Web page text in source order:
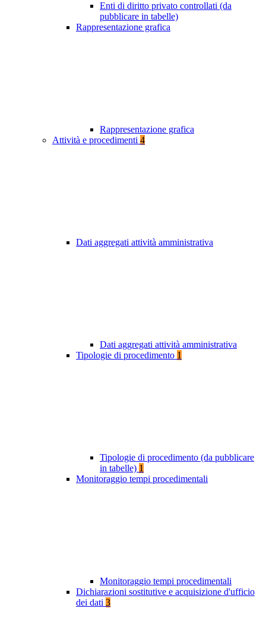
Enti di diritto privato controllati (da
pubblicare in tabelle)
Rappresentazione grafica
Rappresentazione grafica
Attività e procedimenti 4
Dati aggregati attività amministrativa
Dati aggregati attività amministrativa
Tipologie di procedimento 1
Tipologie di procedimento (da pubblicare
in tabelle) 1
Monitoraggio tempi procedimentali
Monitoraggio tempi procedimentali
Dichiarazioni sostitutive e acquisizione d'ufficio
dei dati 3